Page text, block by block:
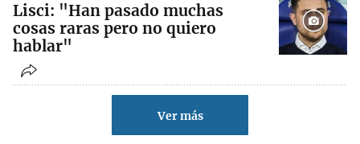
Lisci: "Han pasado muchas
cosas raras pero no quiero
hablar"
Ver más